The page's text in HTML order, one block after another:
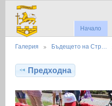
Начало
Галерия Бъдещето на Стр…
Предходна